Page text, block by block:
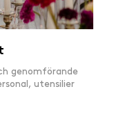
genomförande
utensilier